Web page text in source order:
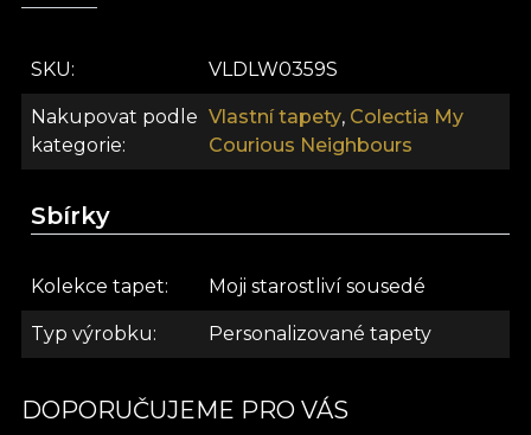
SKU VLDLW0359S
Nakupovat podle
kategorie
Vlastní tapety, Colectia My
Courious Neighbours
Sbírky
Kolekce tapet Moji starostliví sousedé
Typ výrobku Personalizované tapety
DOPORUČUJEME PRO VÁS